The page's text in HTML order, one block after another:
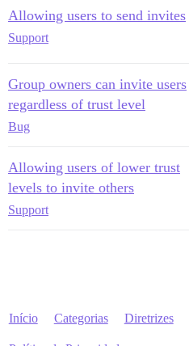
Allowing users to send invites
Support
Group owners can invite users
regardless of trust level
Bug
Allowing users of lower trust
levels to invite others
Support
Início Categorias Diretrizes